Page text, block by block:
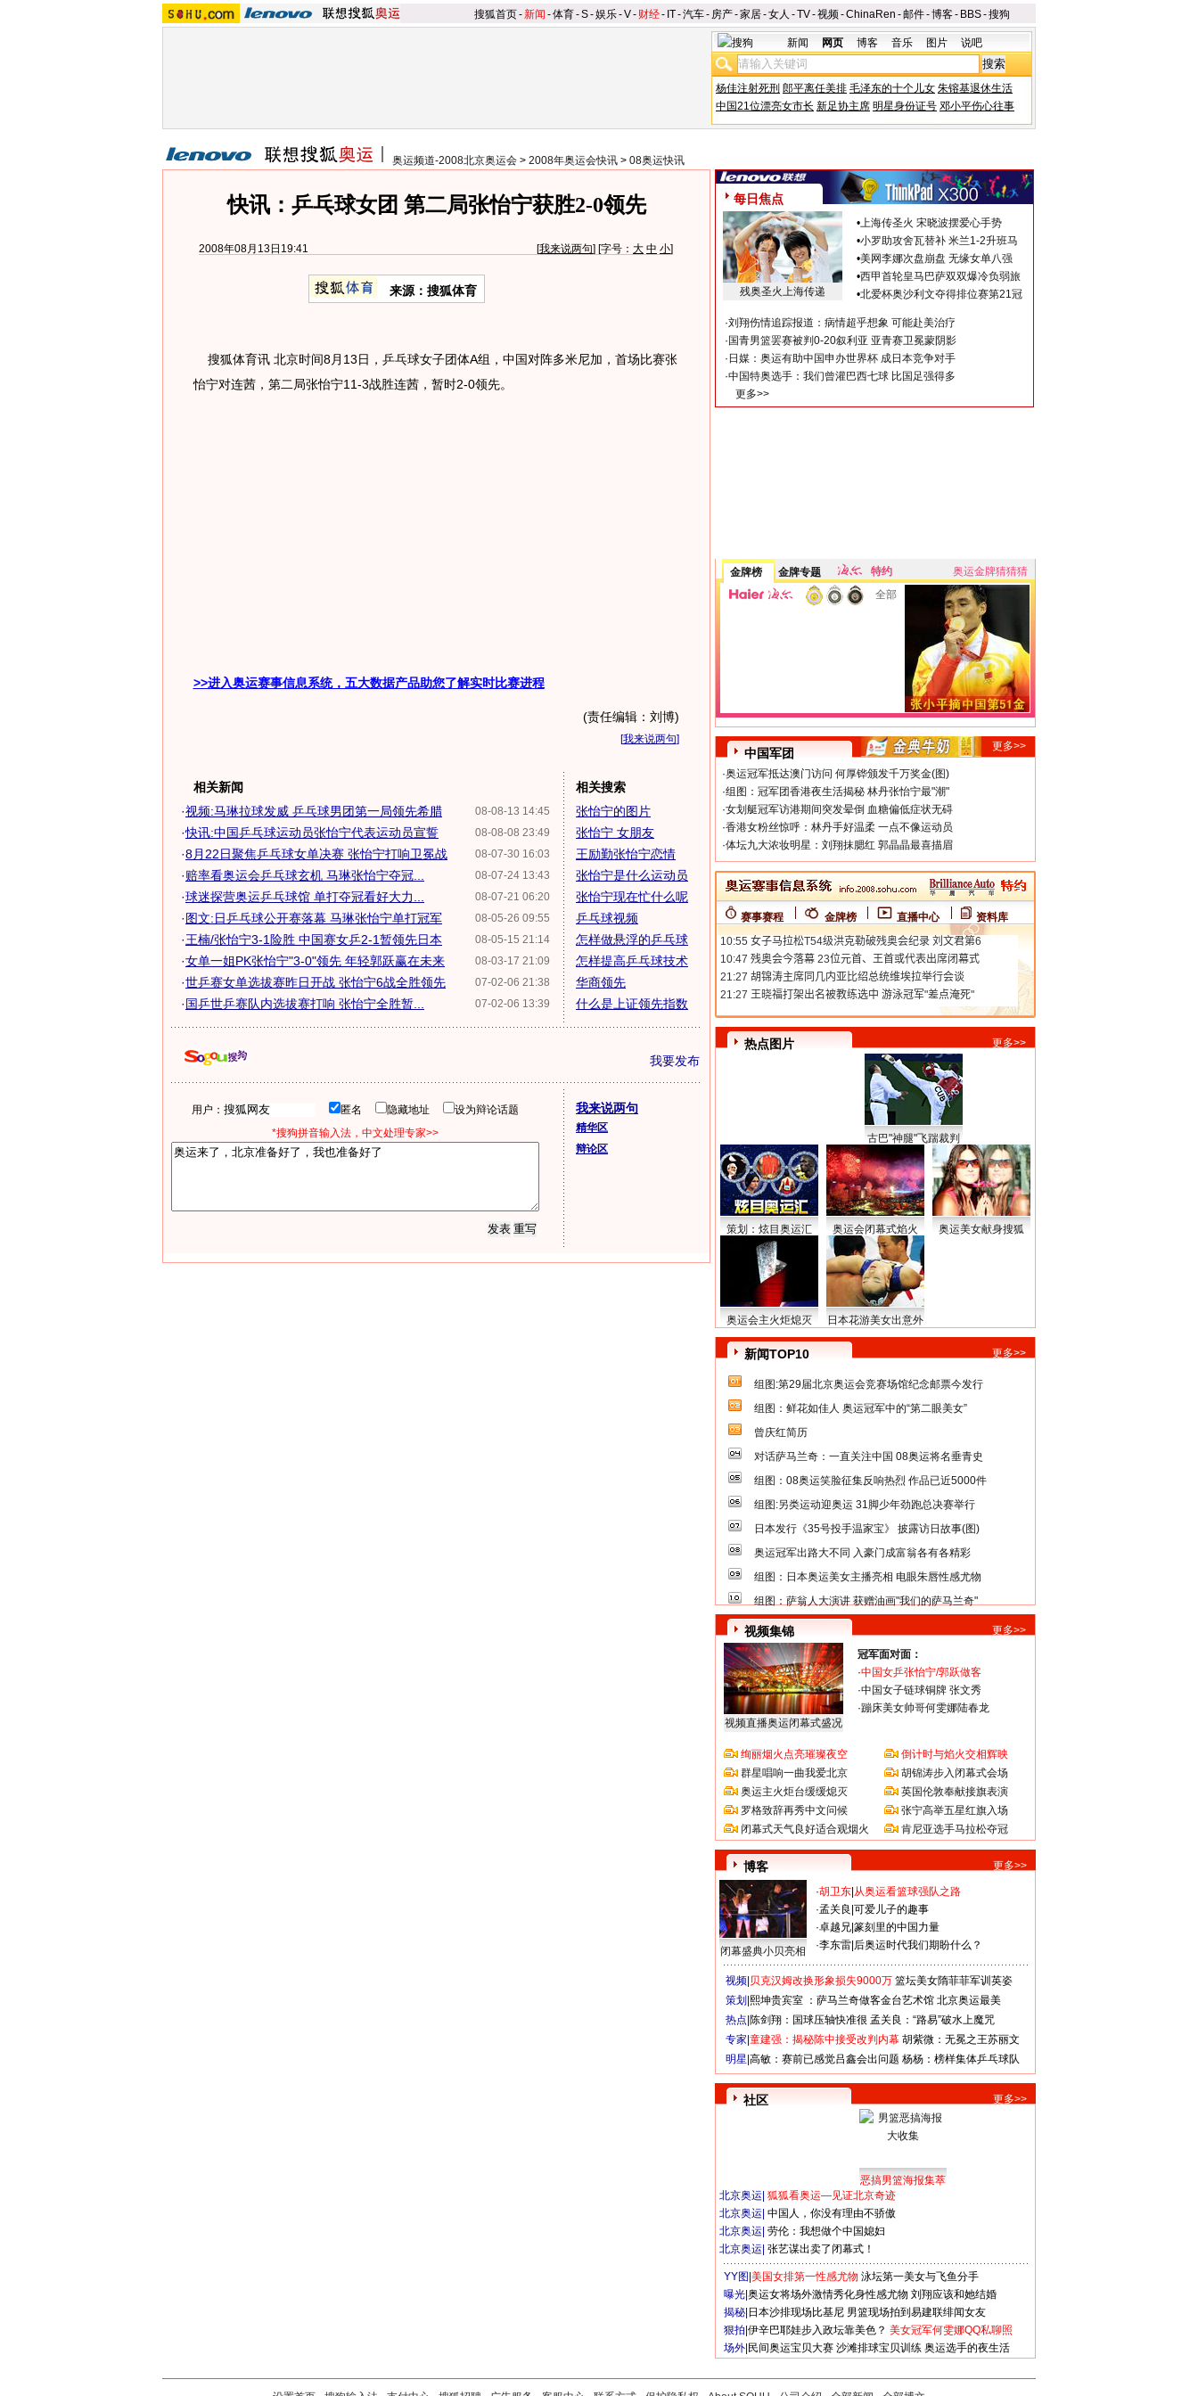
搜狐首页-新闻 -体育-S-娱乐-V- 财经- IT-汽车- 房产-家居-女人 -TV-视频-ChinaRen -邮件-博客- BBS-搜狗
新闻 网页 博客 音乐 图片 说吧
杨佳注射死刑 郎平离任美排 毛泽东的十个儿女 朱镕基退休生活
中国21位漂亮女市长 新足协主席 明星身份证号 邓小平伤心往事
奥运频道-2008北京奥运会 > 2008年奥运会快讯 > 08奥运快讯
快讯：乒乓球女团 第二局张怡宁获胜2-0领先
2008年08月13日19:41 [我来说两句] [字号： 大 中 小]
来源：搜狐体育
搜狐体育讯 北京时间8月13日，乒乓球女子团体A组，中国对阵多米尼加，首场比赛张
怡宁对连茜，第二局张怡宁11-3战胜连茜，暂时2-0领先。
>>进入奥运赛事信息系统，五大数据产品助您了解实时比赛进程
(责任编辑：刘博)
[我来说两句]
相关新闻
08-08-13 14:45
·视频:马琳拉球发威 乒乓球男团第一局领先希腊
08-08-08 23:49
·快讯:中国乒乓球运动员张怡宁代表运动员宣誓
08-07-30 16:03
·8月22日聚焦乒乓球女单决赛 张怡宁打响卫冕战
08-07-24 13:43
·赔率看奥运会乒乓球玄机 马琳张怡宁夺冠...
08-07-21 06:20
·球迷探营奥运乒乓球馆 单打夺冠看好大力...
08-05-26 09:55
·图文:日乒乓球公开赛落幕 马琳张怡宁单打冠军
08-05-15 21:14
·王楠/张怡宁3-1险胜 中国赛女乒2-1暂领先日本
08-03-17 21:09
·女单一姐PK张怡宁"3-0"领先 年轻郭跃赢在未来
07-02-06 21:38
·世乒赛女单选拔赛昨日开战 张怡宁6战全胜领先
07-02-06 13:39
·国乒世乒赛队内选拔赛打响 张怡宁全胜暂...
相关搜索
张怡宁的图片
张怡宁 女朋友
王励勤张怡宁恋情
张怡宁是什么运动员
张怡宁现在忙什么呢
乒乓球视频
怎样做悬浮的乒乓球
怎样提高乒乓球技术
华商领先
什么是上证领先指数
我要发布
用户： 匿名 隐藏地址
设为辩论话题
*搜狗拼音输入法，中文处理专家>>
我来说两句
精华区
辩论区
每日焦点
残奥圣火上海传递
•上海传圣火 宋晓波摆爱心手势
•小罗助攻舍瓦替补 米兰1-2升班马
•美网李娜次盘崩盘 无缘女单八强
•西甲首轮皇马巴萨双双爆冷负弱旅
•北爱杯奥沙利文夺得排位赛第21冠
·刘翔伤情追踪报道：病情超乎想象 可能赴美治疗
· 国青男篮罢赛被判0-20叙利亚 亚青赛卫冕蒙阴影
· 日媒：奥运有助中国申办世界杯 成日本竞争对手
·中国特奥选手：我们曾灌巴西七球 比国足强得多
更多>>
金牌榜 金牌专题 特约
奥运金牌猜猜猜
全部
中国军团
更多>>
·奥运冠军抵达澳门访问 何厚铧颁发千万奖金(图)
·组图：冠军团香港夜生活揭秘 林丹张怡宁最"潮"
·女划艇冠军访港期间突发晕倒 血糖偏低症状无碍
·香港女粉丝惊呼：林丹手好温柔 一点不像运动员
·体坛九大浓妆明星：刘翔抹腮红 郭晶晶最喜描眉
赛事赛程 金牌榜 直播中心 资料库
热点图片 更多>>
古巴"神腿"飞踹裁判
策划：炫目奥运汇 奥运会闭幕式焰火 奥运美女献身搜狐
奥运会主火炬熄灭 日本花游美女出意外
新闻TOP10 更多>>
组图:第29届北京奥运会竞赛场馆纪念邮票今发行
组图：鲜花如佳人 奥运冠军中的“第二眼美女”
曾庆红简历
对话萨马兰奇：一直关注中国 08奥运将名垂青史
组图：08奥运笑脸征集反响热烈 作品已近5000件
组图:另类运动迎奥运 31脚少年劲跑总决赛举行
日本发行《35号投手温家宝》 披露访日故事(图)
奥运冠军出路大不同 入豪门成富翁各有各精彩
组图：日本奥运美女主播亮相 电眼朱唇性感尤物
组图：萨翁人大演讲 获赠油画"我们的萨马兰奇"
视频集锦 更多>>
视频直播奥运闭幕式盛况
冠军面对面：
·中国女乒张怡宁/郭跃做客
·中国女子链球铜牌 张文秀
·蹦床美女帅哥何雯娜陆春龙
绚丽烟火点亮璀璨夜空
群星唱响一曲我爱北京
奥运主火炬台缓缓熄灭
罗格致辞再秀中文问候
闭幕式天气良好适合观烟火
倒计时与焰火交相辉映
胡锦涛步入闭幕式会场
英国伦敦奉献接旗表演
张宁高举五星红旗入场
肯尼亚选手马拉松夺冠
博客 更多>>
闭幕盛典小贝亮相
·胡卫东 从奥运看篮球强队之路
·孟关良 可爱儿子的趣事
·卓越兄 篆刻里的中国力量
·李东雷 后奥运时代我们期盼什么？
视频| 贝克汉姆改换形象损失9000万 篮坛美女隋菲菲军训英姿
策划| 熙坤贵宾室 ：萨马兰奇做客金台艺术馆 北京奥运最美
热点| 陈剑翔：国球压轴快准很 孟关良：“路易”破水上魔咒
专家| 童建强：揭秘陈中接受改判内幕 胡紫微：无冕之王苏丽文
明星| 高敏：赛前已感觉吕鑫会出问题 杨杨：榜样集体乒乓球队
社区 更多>>
恶搞男篮海报集萃
北京奥运 狐狐看奥运—见证北京奇迹
北京奥运 中国人，你没有理由不骄傲
北京奥运 劳伦：我想做个中国媳妇
北京奥运 张艺谋出卖了闭幕式！
YY图| 美国女排第一性感尤物 泳坛第一美女与飞鱼分手
曝光| 奥运女将场外激情秀化身性感尤物 刘翔应该和她结婚
揭秘| 日本沙排现场比基尼 男篮现场拍到易建联绯闻女友
狠拍| 伊辛巴耶娃步入政坛靠美色？ 美女冠军何雯娜QQ私聊照
场外| 民间奥运宝贝大赛 沙滩排球宝贝训练 奥运选手的夜生活